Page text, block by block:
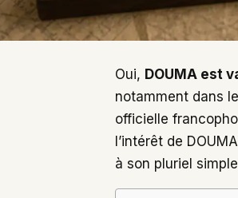
Oui, DOUMA est
notamment dans
officielle
l’intérêt de
à son pluriel